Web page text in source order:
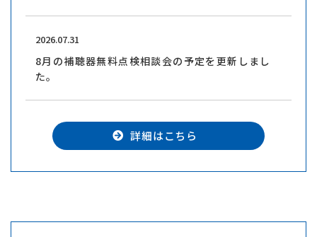
2026.07.31
8月の補聴器無料点検相談会の予定を更新しまし
た。
詳細はこちら